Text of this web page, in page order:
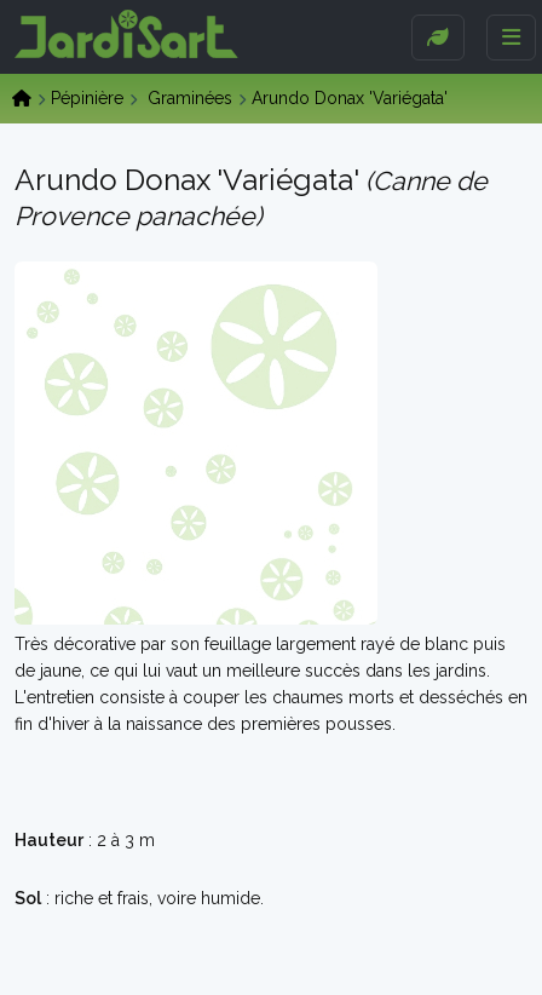
Pépinière Graminées Arundo Donax 'Variégata'
Arundo Donax 'Variégata' (Canne de
Provence panachée)
Très décorative par son feuillage largement rayé de blanc puis
de jaune, ce qui lui vaut un meilleure succès dans les jardins.
L'entretien consiste à couper les chaumes morts et desséchés en
fin d'hiver à la naissance des premières pousses.
Hauteur: 2 à 3 m
Sol: riche et frais, voire humide.